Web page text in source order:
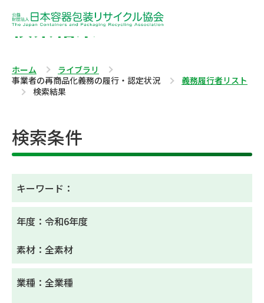
検索結果
ホーム
ライブラリ
事業者の再商品化義務の履行・認定状況
義務履行者リスト
検索結果
検索条件
キーワード：
年度：令和6年度
素材：全素材
業種：全業種